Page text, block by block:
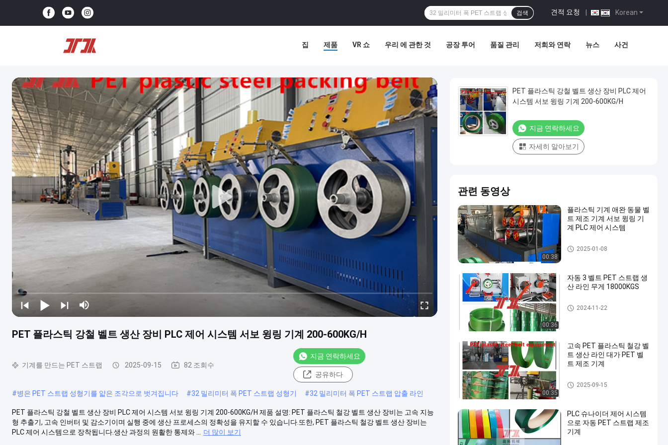
Korean
견적 요청
검색
집 제품 VR 쇼 우리 에 관한 것 공장 투어 품질 관리 저희와 연락 뉴스 사건
PET 플라스틱 강철 벨트 생산 장비 PLC 제어 시스템 서보 윙링 기계 200-600KG/H
기계를 만드는 PET 스트랩 2025-09-15 82 조회수
지금 연락하세요
공유하다
#병은 PET 스트랩 성형기를 얇은 조각으로 벗겨집니다 #32 밀리미터 폭 PET 스트랩 성형기 #32 밀리미터 폭 PET 스트랩 압출 라인
PET 플라스틱 강철 벨트 생산 장비 PLC 제어 시스템 서보 윙링 기계 200-600KG/H 제품 설명: PET 플라스틱 철강 벨트 생산 장비는 고속 지능
형 추출기, 고속 인버터 및 감소기이며 실행 중에 생산 프로세스의 정확성을 유지할 수 있습니다.또한, PET 플라스틱 철강 벨트 생산 장비는
PLC 제어 시스템으로 장착됩니다.생산 과정의 원활한 통제와 ...
더 많이 보기
PET 플라스틱 강철 벨트 생산 장비 PLC 제어
시스템 서보 윙링 기계 200-600KG/H
지금 연락하세요
자세히 알아보기
관련 동영상
00:38
플라스틱 기계 애완 동물 벨
트 제조 기계 서보 윙링 기
계 PLC 제어 시스템
기계를 만드는 PET 스트랩
2025-01-08
00:36
자동 3 벨트 PET 스트랩 생
산 라인 무게 18000KGS
기계를 만드는 PET 스트랩
2024-11-22
00:35
고속 PET 플라스틱 철강 벨
트 생산 라인 대가 PET 벨
트 제조 기계
기계를 만드는 PET 스트랩
2025-09-15
PLC 슈나이더 제어 시스템
으로 자동 PET 스트랩 제조
기계